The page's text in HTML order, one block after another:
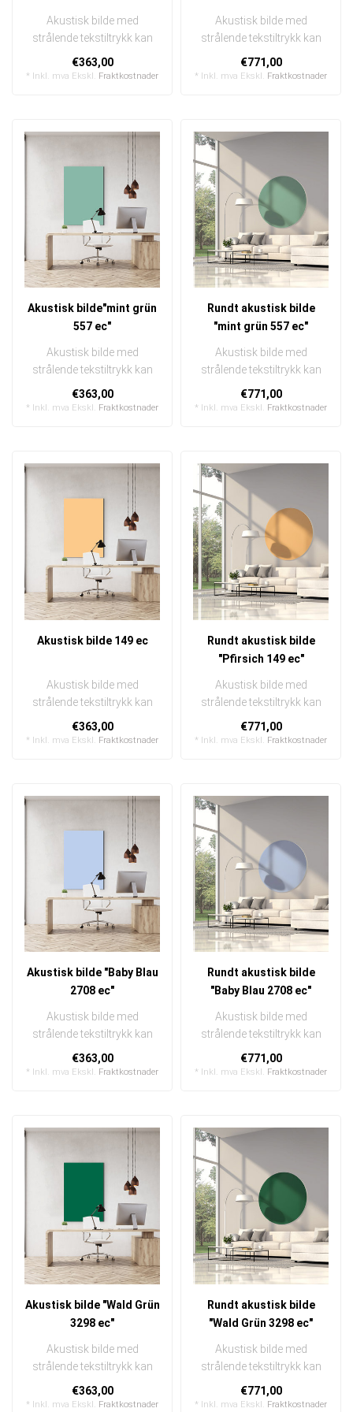
Akustisk bilde med
strålende tekstiltrykk kan
raskt og enkelt byttes ut
I en e..
€363,00
* Inkl. mva Ekskl. Fraktkostnader
Akustisk bilde med
strålende tekstiltrykk kan
raskt og enkelt byttes ut
I en ..
€771,00
* Inkl. mva Ekskl. Fraktkostnader
Akustisk bilde"mint grün
557 ec"
Akustisk bilde med
strålende tekstiltrykk kan
raskt og enkelt byttes ut
I en e..
€363,00
* Inkl. mva Ekskl. Fraktkostnader
Rundt akustisk bilde
"mint grün 557 ec"
Akustisk bilde med
strålende tekstiltrykk kan
raskt og enkelt byttes ut
I en ..
€771,00
* Inkl. mva Ekskl. Fraktkostnader
Akustisk bilde 149 ec
Akustisk bilde med
strålende tekstiltrykk kan
raskt og enkelt byttes ut
I en e..
€363,00
* Inkl. mva Ekskl. Fraktkostnader
Rundt akustisk bilde
"Pfirsich 149 ec"
Akustisk bilde med
strålende tekstiltrykk kan
raskt og enkelt byttes ut
I en ..
€771,00
* Inkl. mva Ekskl. Fraktkostnader
Akustisk bilde "Baby Blau
2708 ec"
Akustisk bilde med
strålende tekstiltrykk kan
raskt og enkelt byttes ut
I en e..
€363,00
* Inkl. mva Ekskl. Fraktkostnader
Rundt akustisk bilde
"Baby Blau 2708 ec"
Akustisk bilde med
strålende tekstiltrykk kan
raskt og enkelt byttes ut
I en ..
€771,00
* Inkl. mva Ekskl. Fraktkostnader
Akustisk bilde "Wald Grün
3298 ec"
Akustisk bilde med
strålende tekstiltrykk kan
raskt og enkelt byttes ut
I en e..
€363,00
* Inkl. mva Ekskl. Fraktkostnader
Rundt akustisk bilde
"Wald Grün 3298 ec"
Akustisk bilde med
strålende tekstiltrykk kan
raskt og enkelt byttes ut
I en ..
€771,00
* Inkl. mva Ekskl. Fraktkostnader